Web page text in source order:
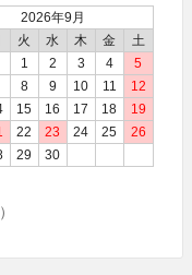
2026年9月
火 水 木 金
土
1
2 3 4
5
8 9 10 11
12
15 16 17 18
19
22 23 24 25
26
29 30